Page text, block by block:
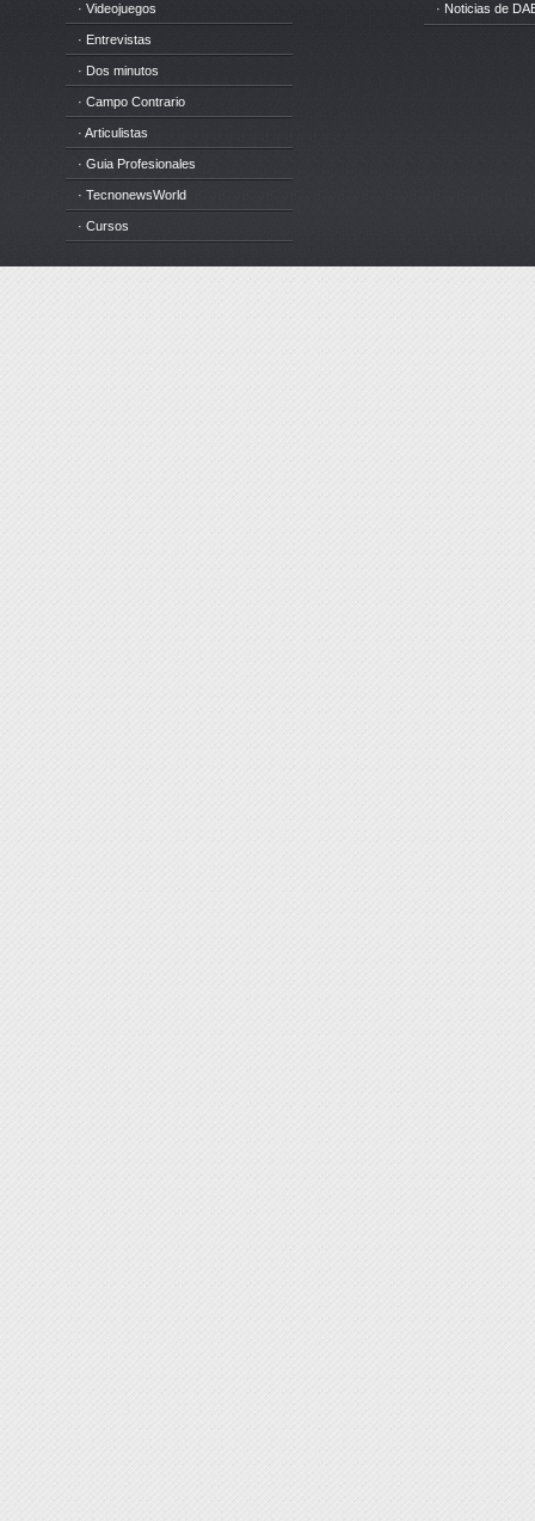
· Videojuegos
· Entrevistas
· Dos minutos
· Campo Contrario
· Articulistas
· Guia Profesionales
· TecnonewsWorld
· Cursos
· Noticias de